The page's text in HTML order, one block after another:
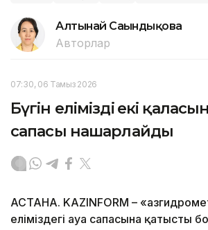
Алтынай Сағындықова
Авторлар
07:30, 06 Тамыз 2026
Бүгін еліміздің екі
сапасы нашарлайды
АСТАНА. KAZINFORM –
еліміздегі ауа сапасына қатысты